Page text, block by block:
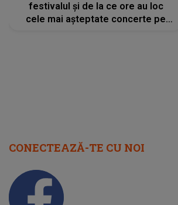
festivalul și de la ce ore au loc
cele mai așteptate concerte pe
CONECTEAZĂ-TE CU NOI